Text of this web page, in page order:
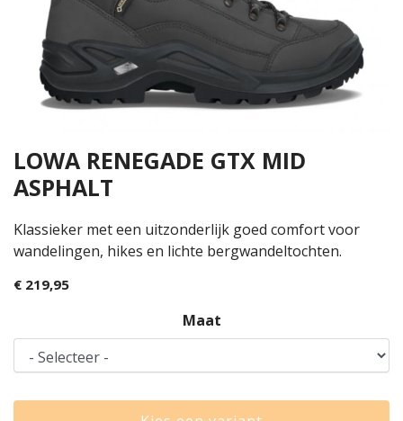
LOWA RENEGADE GTX MID
ASPHALT
Klassieker met een uitzonderlijk goed comfort voor
wandelingen, hikes en lichte bergwandeltochten.
€ 219,95
Maat